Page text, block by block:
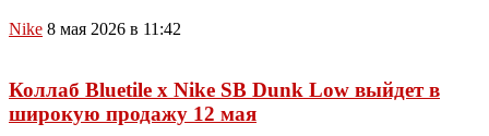
Nike 8 мая 2026 в 11:42
Коллаб Bluetile x Nike SB Dunk Low выйдет в
широкую продажу 12 мая